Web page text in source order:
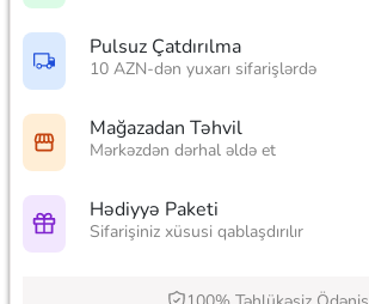
Pulsuz Çatdırılma
10 AZN-dən yuxarı sifarişlərdə
Mağazadan Təhvil
Mərkəzdən dərhal əldə et
Hədiyyə Paketi
Sifarişiniz xüsusi qablaşdırılır